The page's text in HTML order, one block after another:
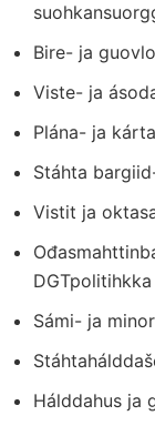
Bire- ja
Viste- ja
Plána- ja
Stáhta
Vistit ja
DGTpolitihkka
Sámi- ja
Hálddahus ja